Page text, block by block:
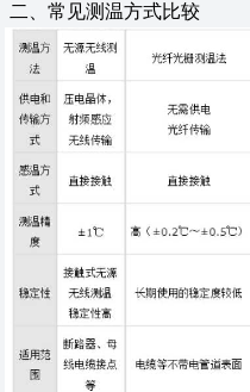
二、常见测温方式比较